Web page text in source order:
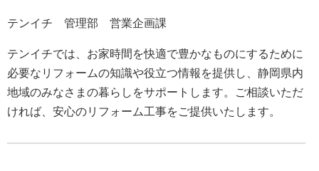
テンイチ 管理部 営業企画課
テンイチでは、お家時間を快適で豊かなものにするために
必要なリフォームの知識や役立つ情報を提供し、静岡県内
地域のみなさまの暮らしをサポートします。ご相談いただ
ければ、安心のリフォーム工事をご提供いたします。